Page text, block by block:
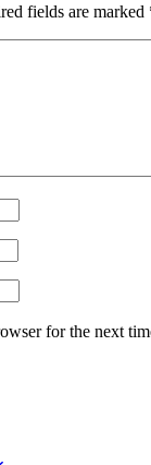
fields are marked
for the next